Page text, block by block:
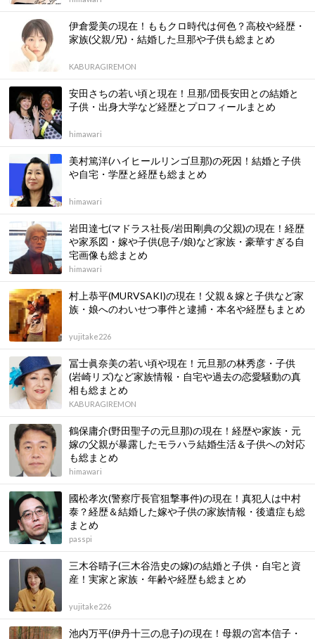
伊倉愛美の現在！ももクロ時代は何色？高校や経歴・
家族(父親/兄)・結婚した旦那や子供も総まとめ
KABURAGIREMON
安田さちの若い頃と現在！旦那/団長安田との結婚と
子供・出身大学など経歴とプロフィールまとめ
himawari
美村篤洋(ハイヒールリンゴ旦那)の死因！結婚と子供
や自宅・学歴と経歴も総まとめ
himawari
岩田達七(マドラス社長/岩田剛典の父親)の現在！経歴
や家系図・嫁や子供(息子/娘)など家族・豪華すぎる自
宅画像も総まとめ
himawari
村上恭平(MURVSAKI)の現在！父親＆嫁と子供など家
族・娘へのわいせつ事件と逮捕・本名や経歴もまとめ
yujitake226
冨士眞奈美の若い頃や現在！元旦那の林秀彦・子供
(岩崎リズ)など家族情報・自宅や過去の恋愛騒動の真
相も総まとめ
KABURAGIREMON
鶴保庸介(野田聖子の元旦那)の現在！経歴や家族・元
嫁の父親が暴露したモラハラ結婚生活＆子供への対応
も総まとめ
himawari
國松孝次(警察庁長官狙撃事件)の現在！真犯人は中村
泰？経歴＆結婚した嫁や子供の家族情報・後遺症も総
まとめ
passpi
三木谷晴子(三木谷浩史の嫁)の結婚と子供・自宅と資
産！実家と家族・年齢や経歴も総まとめ
yujitake226
池内万平(伊丹十三の息子)の現在！母親の宮本信子・